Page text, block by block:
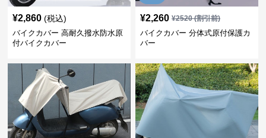
¥2,860 (税込)
バイクカバー 高耐久撥水防水原
付バイクカバー
¥2,260 ¥2520(割引前)
バイクカバー 分体式原付保護カ
バー